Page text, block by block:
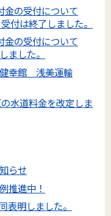
の受付について
付は終了しました。
の受付について
ました。
健幸館 浅美運輸
水道料金を改定しま
らせ
推進中！
表明しました。